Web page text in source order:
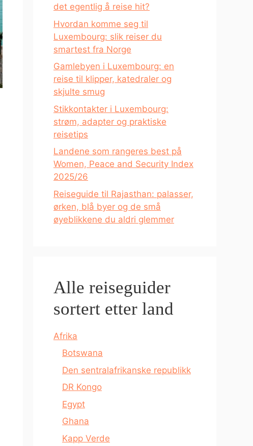
det egentlig å reise hit?
Hvordan komme seg til
Luxembourg: slik reiser du
smartest fra Norge
Gamlebyen i Luxembourg: en
reise til klipper, katedraler og
skjulte smug
Stikkontakter i Luxembourg:
strøm, adapter og praktiske
reisetips
Landene som rangeres best på
Women, Peace and Security Index
2025/26
Reiseguide til Rajasthan: palasser,
ørken, blå byer og de små
øyeblikkene du aldri glemmer
Alle reiseguider
sortert etter land
Afrika
Botswana
Den sentralafrikanske republikk
DR Kongo
Egypt
Ghana
Kapp Verde